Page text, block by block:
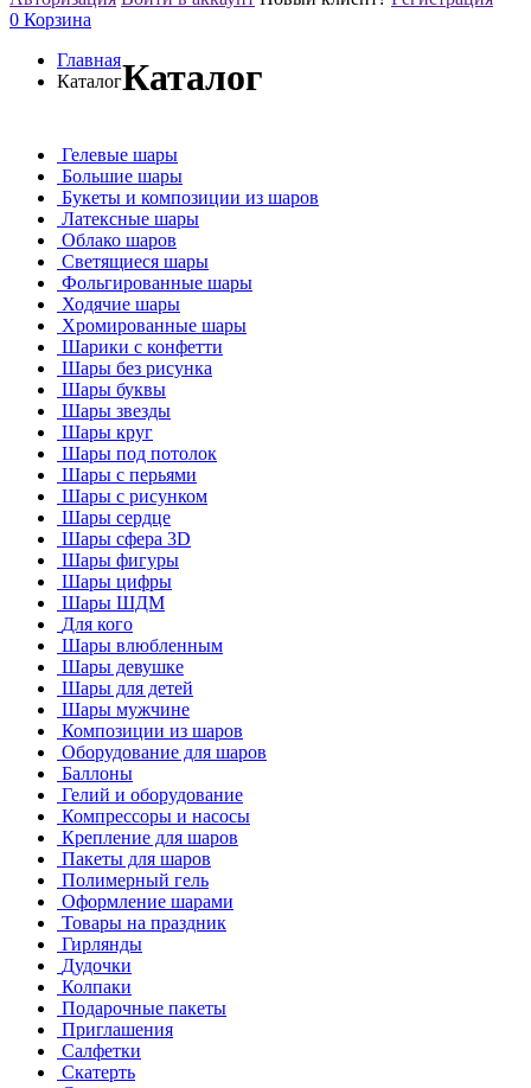
0 Корзина
Главная
КаталогКаталог
Гелевые шары
Большие шары
Букеты и композиции из шаров
Латексные шары
Облако шаров
Светящиеся шары
Фольгированные шары
Ходячие шары
Хромированные шары
Шарики с конфетти
Шары без рисунка
Шары буквы
Шары звезды
Шары круг
Шары под потолок
Шары с перьями
Шары с рисунком
Шары сердце
Шары сфера 3D
Шары фигуры
Шары цифры
Шары ШДМ
Для кого
Шары влюбленным
Шары девушке
Шары для детей
Шары мужчине
Композиции из шаров
Оборудование для шаров
Баллоны
Гелий и оборудование
Компрессоры и насосы
Крепление для шаров
Пакеты для шаров
Полимерный гель
Оформление шарами
Товары на праздник
Гирлянды
Дудочки
Колпаки
Подарочные пакеты
Приглашения
Салфетки
Скатерть